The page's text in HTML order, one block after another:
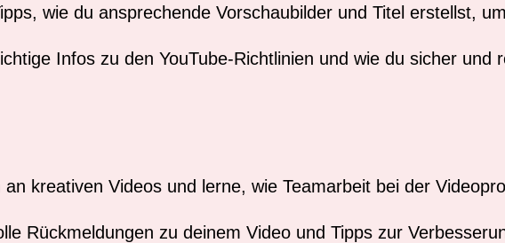
wie du ansprechende Vorschaubilder und Titel erstellst,
Infos zu den YouTube-Richtlinien und wie du sicher und
kreativen Videos und lerne, wie Teamarbeit bei der
Rückmeldungen zu deinem Video und Tipps zur